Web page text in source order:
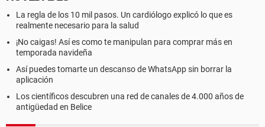
La regla de los 10 mil pasos. Un cardiólogo explicó lo que es
realmente necesario para la salud
¡No caigas! Así es como te manipulan para comprar más en
temporada navideña
Así puedes tomarte un descanso de WhatsApp sin borrar la
aplicación
Los científicos descubren una red de canales de 4.000 años de
antigüedad en Belice